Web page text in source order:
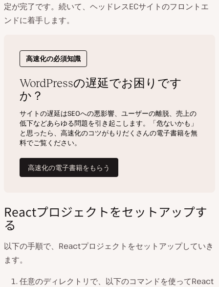
定が完了です。続いて、ヘッドレスECサイトのフロントエ
ンドに着手します。
Reactプロジェクトをセットアップす
る
以下の手順で、Reactプロジェクトをセットアップしていき
ます。
任意のディレクトリで、以下のコマンドを使ってReact